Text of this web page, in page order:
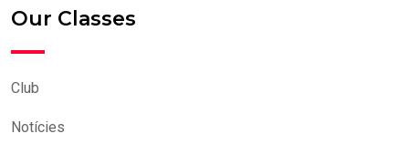
Our Classes
Club
Notícies